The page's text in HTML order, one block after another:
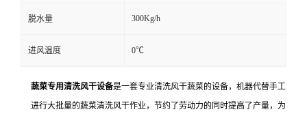
脱水量 300Kg/h
进风温度 0℃
蔬菜专用清洗风干设备是一套专业清洗风干蔬菜的设备，机器代替手工
进行大批量的蔬菜清洗风干作业，节约了劳动力的同时提高了产量，为